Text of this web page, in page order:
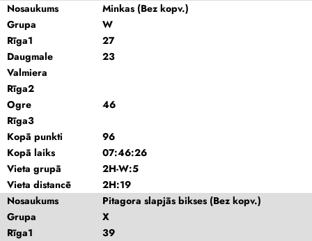
Nosaukums
Minkas (Bez kopv.)
Grupa
W
Rīga1
27
Daugmale
23
Valmiera
Rīga2
Ogre
46
Rīga3
Kopā punkti
96
Kopā laiks
07:46:26
Vieta grupā
2H-W:5
Vieta distancē
2H:19
Nosaukums
Pitagora slapjās bikses (Bez kopv.)
Grupa
X
Rīga1
39